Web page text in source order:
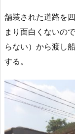
舗装された道路を
まり面白くないの
らない）から渡し
する。